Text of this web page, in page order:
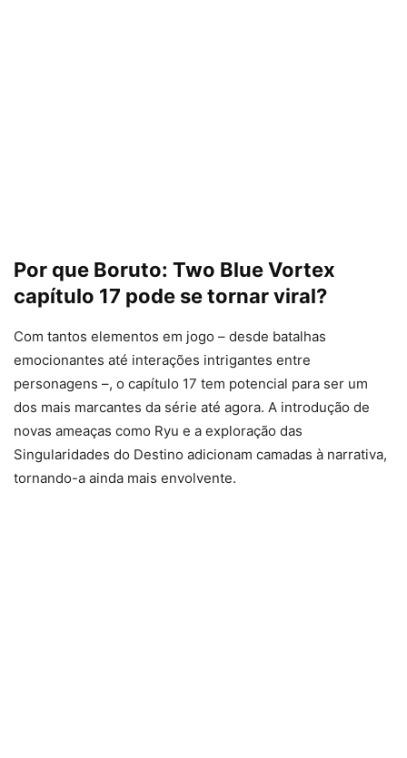
Por que Boruto: Two Blue Vortex
capítulo 17 pode se tornar viral?
Com tantos elementos em jogo – desde batalhas
emocionantes até interações intrigantes entre
personagens –, o capítulo 17 tem potencial para ser um
dos mais marcantes da série até agora. A introdução de
novas ameaças como Ryu e a exploração das
Singularidades do Destino adicionam camadas à narrativa,
tornando-a ainda mais envolvente.